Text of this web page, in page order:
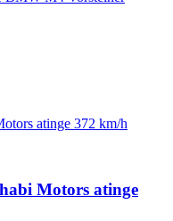
Motors atinge